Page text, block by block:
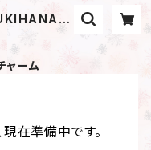
It
ャーム
在準備中です。